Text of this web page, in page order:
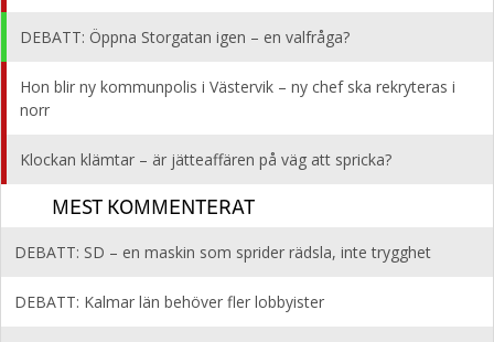
DEBATT: Öppna Storgatan igen – en valfråga?
Hon blir ny kommunpolis i Västervik – ny chef ska rekryteras i
norr
Klockan klämtar – är jätteaffären på väg att spricka?
MEST KOMMENTERAT
DEBATT: SD – en maskin som sprider rädsla, inte trygghet
DEBATT: Kalmar län behöver fler lobbyister